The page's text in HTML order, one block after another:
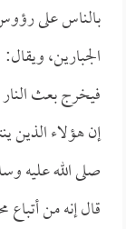
بالناس على
الجبارين، ويقال:
فيخرج بعث
إن هؤلاء الذين
صلى الله عليه
قال إنه من